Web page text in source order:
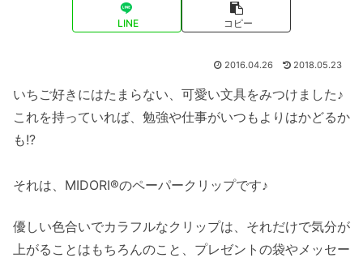
LINE コピー
2016.04.26 2018.05.23
いちご好きにはたまらない、可愛い文具をみつけました♪
これを持っていれば、勉強や仕事がいつもよりはかどるか
も!?
それは、MIDORI®のペーパークリップです♪
優しい色合いでカラフルなクリップは、それだけで気分が
上がることはもちろんのこと、プレゼントの袋やメッセー